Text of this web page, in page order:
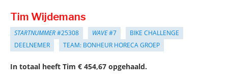
Tim Wijdemans
STARTNUMMER#25308 WAVE#7
BIKE CHALLENGE
DEELNEMER
TEAM: BONHEUR HORECA GROEP
In totaal heeft Tim € 454,67 opgehaald.